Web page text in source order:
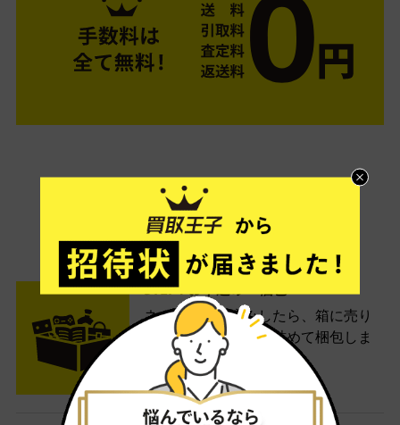
ご利用は簡単3ステップ
- FLOW -
STEP1 お申込み・梱包
ネットでお申込みしたら、箱に売り
たい商品をいろいろ詰めて梱包しま